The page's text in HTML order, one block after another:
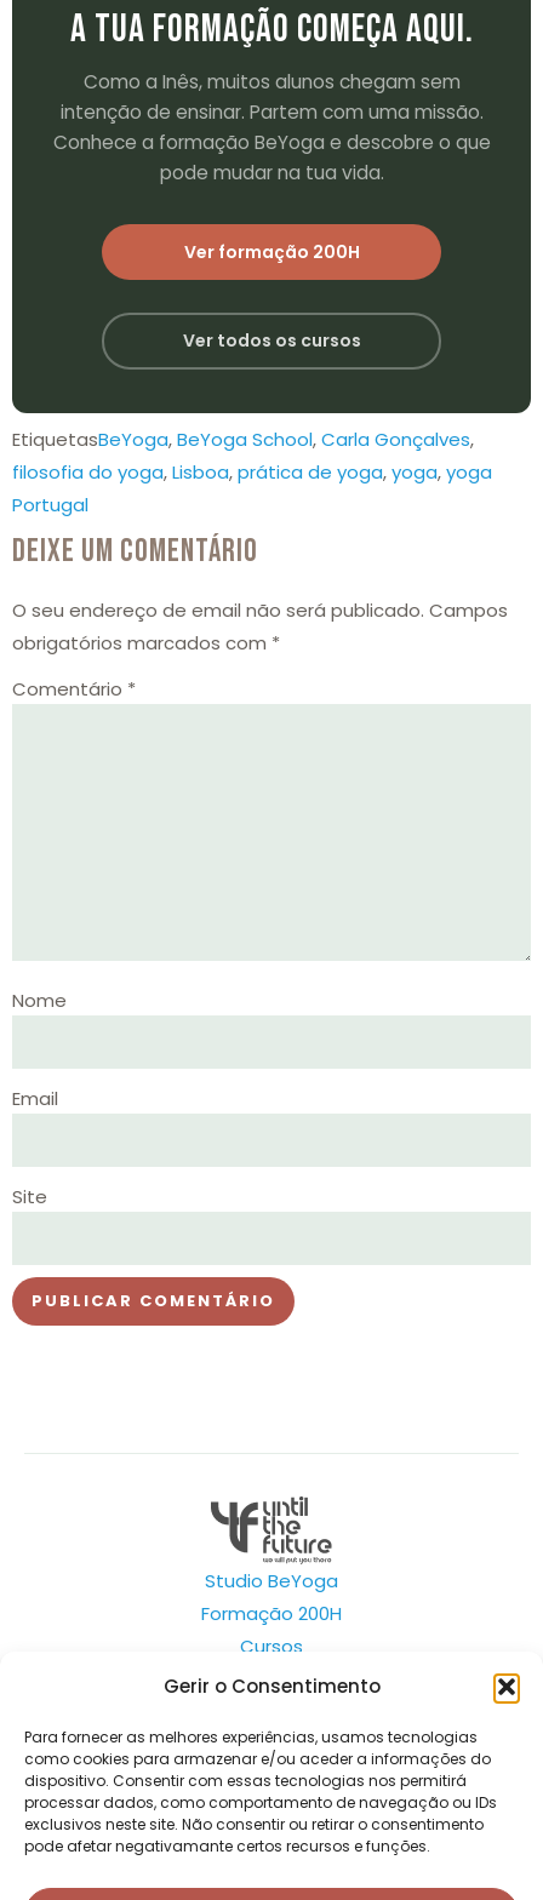
Gerir o Consentimento
Para fornecer as melhores experiências, usamos tecnologias
como cookies para armazenar e/ou aceder a informações do
dispositivo. Consentir com essas tecnologias nos permitirá
processar dados, como comportamento de navegação ou IDs
exclusivos neste site. Não consentir ou retirar o consentimento
pode afetar negativamante certos recursos e funções.
A TUA FORMAÇÃO COMEÇA AQUI.
Como a Inês, muitos alunos chegam sem
intenção de ensinar. Partem com uma missão.
Conhece a formação BeYoga e descobre o que
pode mudar na tua vida.
Ver formação 200H
Ver todos os cursos
EtiquetasBeYoga,BeYoga School,Carla Gonçalves,
filosofia do yoga,Lisboa,prática de yoga,yoga,yoga
Portugal
DEIXE UM COMENTÁRIO
O seu endereço de email não será publicado. Campos
obrigatórios marcados com *
Comentário *
Nome
Email
Site
Studio BeYoga
Formação 200H
Cursos
Sobre Nós
Política de Privacidade e Cookies
Termos de Utilização